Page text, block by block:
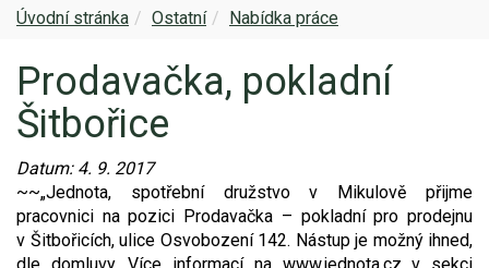
Úvodní stránka Ostatní Nabídka práce
Prodavačka, pokladní
Šitbořice
Datum: 4. 9. 2017
~~„Jednota, spotřební družstvo v Mikulově přijme
pracovnici na pozici Prodavačka – pokladní pro prodejnu
v Šitbořicích, ulice Osvobození 142. Nástup je možný ihned,
Z historie
Památky v Těšanech
Zajímavosti v obci
Znak a prapor obce
Virtuální prohlídka
Samospráva
Dokumenty obce
Projekty
Matrika
Hlášení rozhlasu
Kultura
Obecní knihovna
Srub
Sport
Ohlédnutí za lety 2015-2019
Farnost
Služby, firmy
Zdravotní služby
Foto, video
Rezervační systém obce